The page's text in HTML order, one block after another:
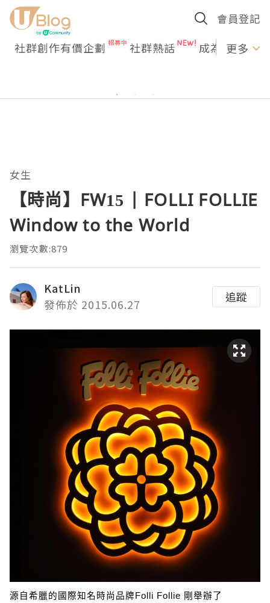
會員登記
社群創作有價企劃 社群熱話 成為U更多
女生
【時尚】FW15 | FOLLI FOLLIE
Window to the World
瀏覽次數:879
KatLin
發佈於 2015.06.27
追蹤
源自希臘的國際知名時尚品牌Folli Follie 剛舉辦了